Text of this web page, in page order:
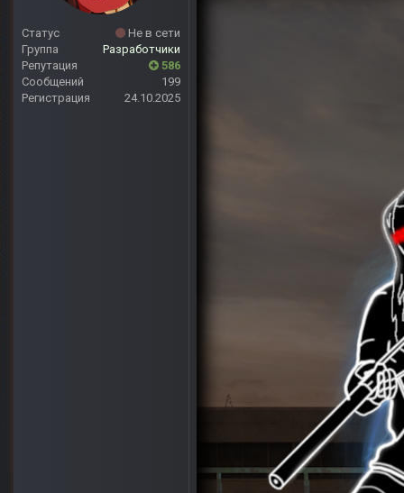
Статус
Не в сети
Группа
Разработчики
Репутация
586
Сообщений
199
Регистрация
24.10.2025